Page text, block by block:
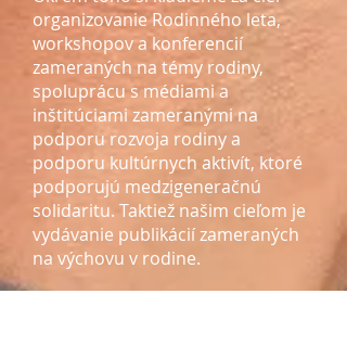
organizovanie Rodinného leta,
workshopov a konferencií
zameraných na témy rodiny,
spoluprácu s médiami a
inštitúciami zameranými na
podporu rozvoja rodiny a
podporu kultúrnych aktivít, ktoré
podporujú medzigeneračnú
solidaritu. Taktiež našim cieľom je
vydávanie publikácií zameraných
na výchovu v rodine.